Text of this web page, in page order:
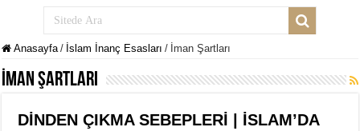
Anasayfa / İslam İnanç Esasları / İman Şartları
İman Şartları
DİNDEN ÇIKMA SEBEPLERİ | İSLAM’DA